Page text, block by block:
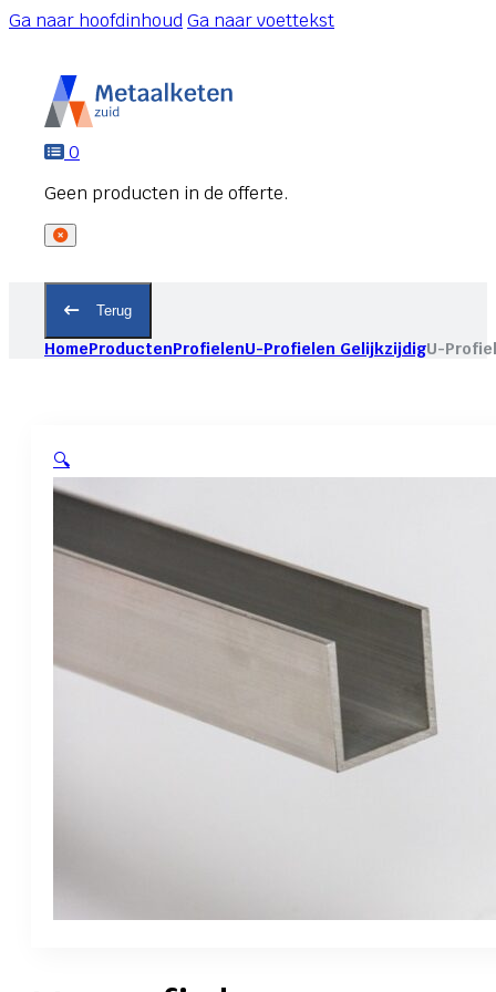
Ga naar hoofdinhoudGa naar voettekst
0
Terug
HomeProductenProfielenU-Profielen GelijkzijdigU-
🔍